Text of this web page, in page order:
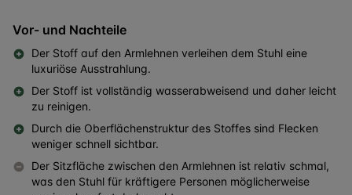
Vor- und Nachteile
Der Stoff auf den Armlehnen verleihen dem Stuhl eine
luxuriöse Ausstrahlung.
Der Stoff ist vollständig wasserabweisend und daher leicht
zu reinigen.
Durch die Oberflächenstruktur des Stoffes sind Flecken
weniger schnell sichtbar.
Der Sitzfläche zwischen den Armlehnen ist relativ schmal,
was den Stuhl für kräftigere Personen möglicherweise